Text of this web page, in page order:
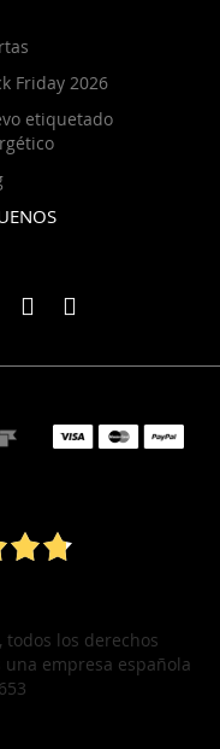
Friday 2026
etiquetado
todos los derechos
una empresa española